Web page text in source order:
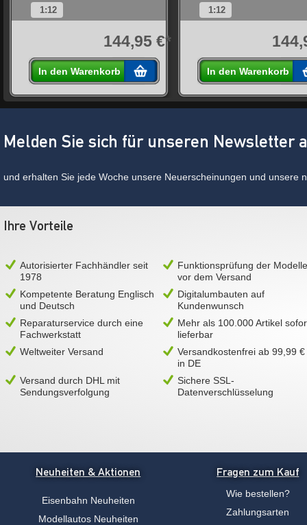
1:12
144,95 €*
In den Warenkorb
1:12
In den Warenkorb
Melden Sie sich für unseren Newsletter
und erhalten Sie jede Woche unsere Neuerscheinungen und unsere
Ihre Vorteile
Autorisierter Fachhändler seit
1978
Funktionsprüfung der Modelle
vor dem Versand
Kompetente Beratung Englisch
und Deutsch
Digitalumbauten auf
Kundenwunsch
Reparaturservice durch eine
Fachwerkstatt
Mehr als 100.000 Artikel
lieferbar
Weltweiter Versand
Versandkostenfrei ab 99,99 €
in DE
Versand durch DHL mit
Sendungsverfolgung
Sichere SSL-
Datenverschlüsselung
Neuheiten & Aktionen
Eisenbahn Neuheiten
Modellautos Neuheiten
Fragen zum Kauf
Wie bestellen?
Zahlungsarten